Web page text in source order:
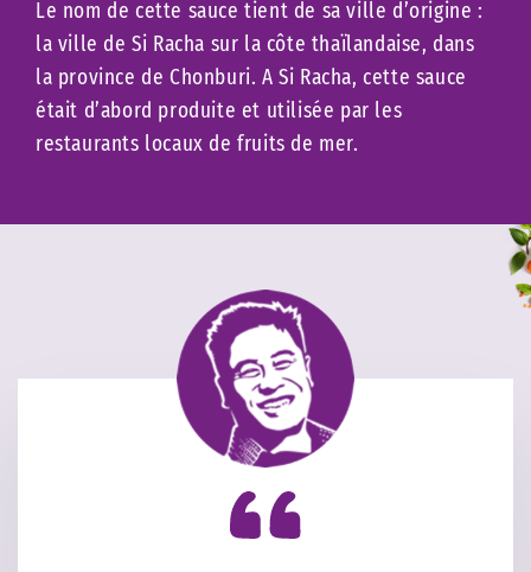
Le nom de cette sauce tient de sa ville d’origine :
la ville de Si Racha sur la côte thaïlandaise, dans
la province de Chonburi. A Si Racha, cette sauce
était d’abord produite et utilisée par les
restaurants locaux de fruits de mer.